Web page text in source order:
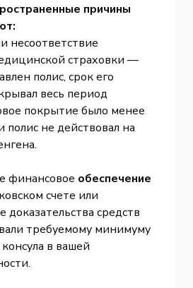
причины
несоответствие
страховки —
полис, срок его
весь период
покрытие было менее
не действовал на
финансовое обеспечение
счете или
доказательства средств
требуемому минимуму
в вашей